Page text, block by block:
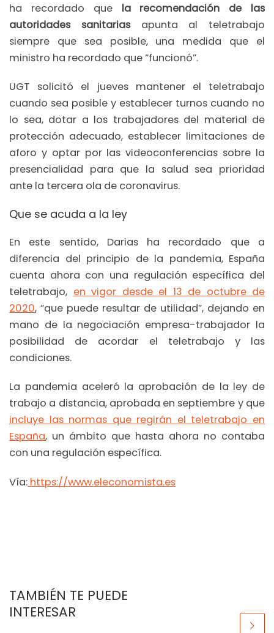
ha recordado que la recomendación de las
autoridades sanitariasapunta al teletrabajo
siempre que sea posible, una medida que el
ministro ha recordado que “funcionó”.
UGT solicitó el jueves mantener el teletrabajo
cuando sea posible y establecer turnos cuando no
lo sea, dotar a los trabajadores del material de
protección adecuado, establecer limitaciones de
aforo y optar por las videoconferencias sobre la
presencialidad para que la salud sea prioridad
ante la tercera ola de coronavirus.
Que se acuda a la ley
En este sentido, Darias ha recordado que a
diferencia del principio de la pandemia, España
cuenta ahora con una regulación específica del
teletrabajo, en vigor desde el 13 de octubre de
2020, “que puede resultar de utilidad”, dejando en
mano de la negociación empresa-trabajador la
posibilidad de acordar el teletrabajo y las
condiciones.
La pandemia aceleró la aprobación de la ley de
trabajo a distancia, aprobada en septiembre y que
incluye las normas que regirán el teletrabajo en
España, un ámbito que hasta ahora no contaba
con una regulación específica.
Vía: https://www.eleconomista.es
TAMBIÉN TE PUEDE
INTERESAR